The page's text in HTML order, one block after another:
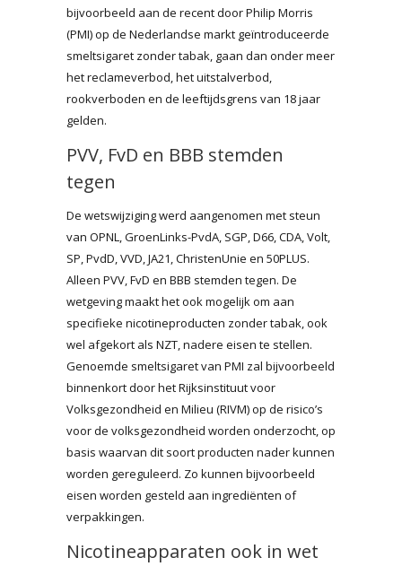
bijvoorbeeld aan de recent door Philip Morris
(PMI) op de Nederlandse markt geïntroduceerde
smeltsigaret zonder tabak, gaan dan onder meer
het reclameverbod, het uitstalverbod,
rookverboden en de leeftijdsgrens van 18 jaar
gelden.
PVV, FvD en BBB stemden
tegen
De wetswijziging werd aangenomen met steun
van OPNL, GroenLinks-PvdA, SGP, D66, CDA, Volt,
SP, PvdD, VVD, JA21, ChristenUnie en 50PLUS.
Alleen PVV, FvD en BBB stemden tegen. De
wetgeving maakt het ook mogelijk om aan
specifieke nicotineproducten zonder tabak, ook
wel afgekort als NZT, nadere eisen te stellen.
Genoemde smeltsigaret van PMI zal bijvoorbeeld
binnenkort door het Rijksinstituut voor
Volksgezondheid en Milieu (RIVM) op de risico’s
voor de volksgezondheid worden onderzocht, op
basis waarvan dit soort producten nader kunnen
worden gereguleerd. Zo kunnen bijvoorbeeld
eisen worden gesteld aan ingrediënten of
verpakkingen.
Nicotineapparaten ook in wet